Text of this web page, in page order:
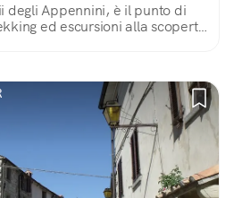
degli Appennini, è il punto di
ed escursioni alla scoperta